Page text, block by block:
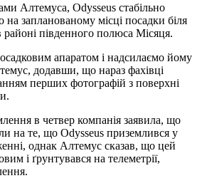
Алтемуса, Odysseus стабільно
на запланованому місці посадки біля
південного полюса Місяця.
апаратом і надсилаємо йому
додавши, що нараз фахівці
перших фотографій з поверхні
в четвер компанія заявила, що
на те, що Odysseus приземлився у
однак Алтемус сказав, що цей
і ґрунтувався на телеметрії,